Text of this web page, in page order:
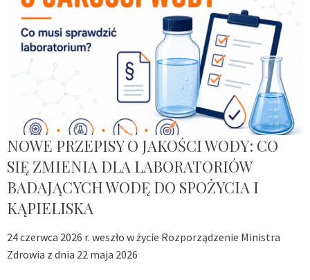
NOWE PRZEPISY O JAKOŚCI WODY: CO
SIĘ ZMIENIA DLA LABORATORIÓW
BADAJĄCYCH WODĘ DO SPOŻYCIA I
KĄPIELISKA
24 czerwca 2026 r. weszło w życie Rozporządzenie Ministra
Zdrowia z dnia 22 maja 2026